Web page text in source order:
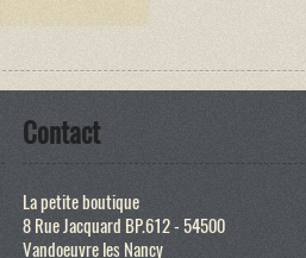
Contact
La petite boutique
8 Rue Jacquard BP.612 - 54500
Vandoeuvre les Nancy